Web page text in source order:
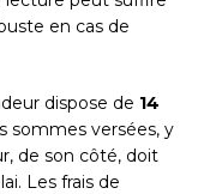
en cas de
dispose de 14
sommes versées, y
de son côté, doit
Les frais de